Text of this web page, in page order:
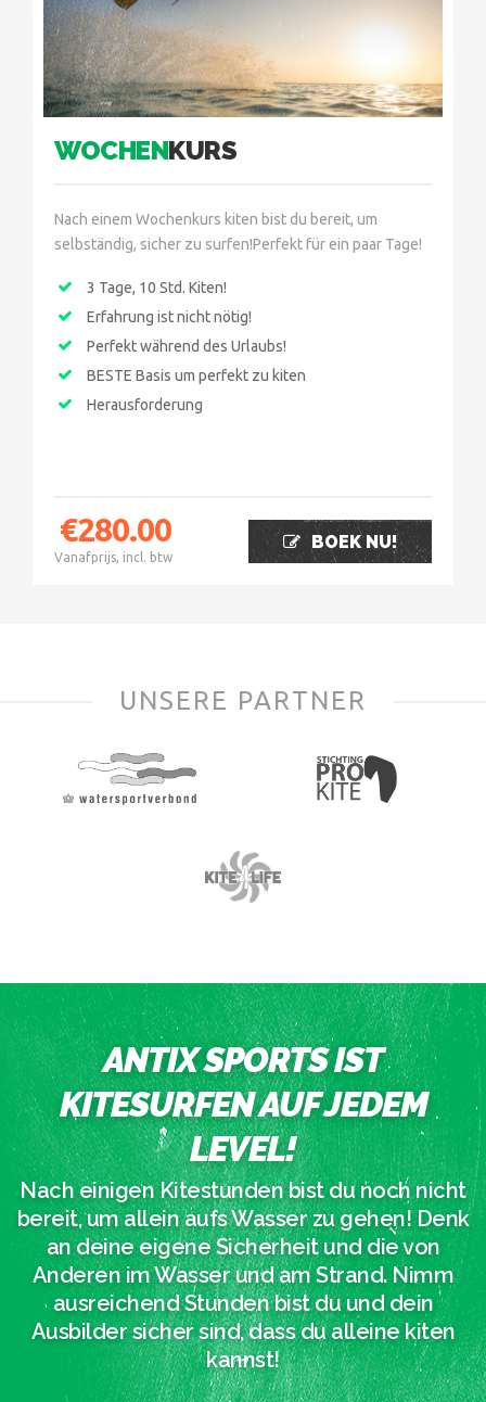
WOCHENKURS
Nach einem Wochenkurs kiten bist du bereit, um
selbständig, sicher zu surfen!Perfekt für ein paar Tage!
3 Tage, 10 Std. Kiten!
Erfahrung ist nicht nötig!
Perfekt während des Urlaubs!
BESTE Basis um perfekt zu kiten
Herausforderung
€280.00
Vanafprijs, incl. btw
BOEK NU!
UNSERE PARTNER
ANTIX SPORTS IST
KITESURFEN AUF JEDEM
LEVEL!
Nach einigen Kitestunden bist du noch nicht
bereit, um allein aufs Wasser zu gehen! Denk
an deine eigene Sicherheit und die von
Anderen im Wasser und am Strand. Nimm
ausreichend Stunden bist du und dein
Ausbilder sicher sind, dass du alleine kiten
kannst!